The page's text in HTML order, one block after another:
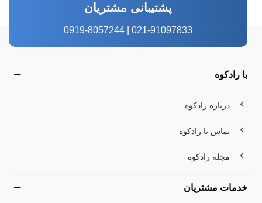
پشتیبانی مشتریان
021-91097833 | 0919-8057244
با رادکوه
درباره رادکوه
تماس با رادکوه
مجله رادکوه
خدمات مشتریان